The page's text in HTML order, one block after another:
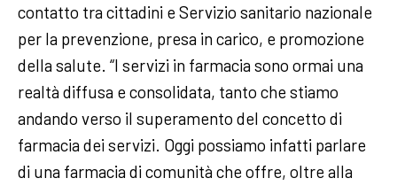
contatto tra cittadini e Servizio sanitario nazionale
per la prevenzione, presa in carico, e promozione
della salute. “I servizi in farmacia sono ormai una
realtà diffusa e consolidata, tanto che stiamo
andando verso il superamento del concetto di
farmacia dei servizi. Oggi possiamo infatti parlare
di una farmacia di comunità che offre, oltre alla